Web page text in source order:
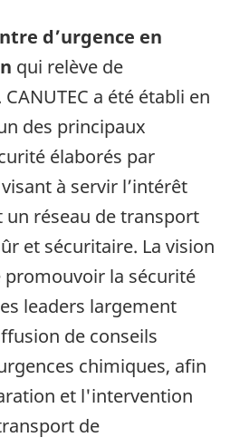
d’urgence en
qui relève de
a été établi en
des principaux
élaborés par
à servir l’intérêt
réseau de transport
et sécuritaire. La vision
promouvoir la sécurité
leaders largement
de conseils
chimiques, afin
et l'intervention
de